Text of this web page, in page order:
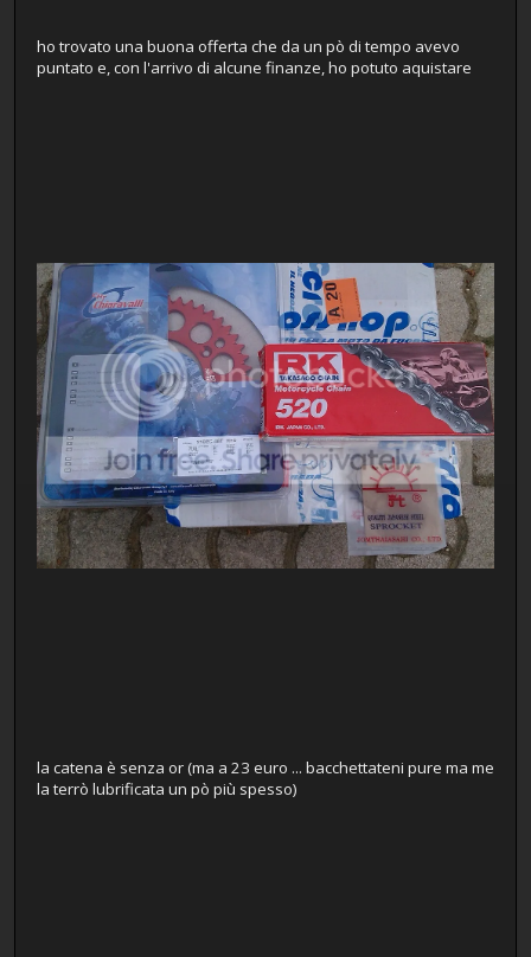
ho trovato una buona offerta che da un pò di tempo avevo
puntato e, con l'arrivo di alcune finanze, ho potuto aquistare
la catena è senza or (ma a 23 euro ... bacchettateni pure ma me
la terrò lubrificata un pò più spesso)